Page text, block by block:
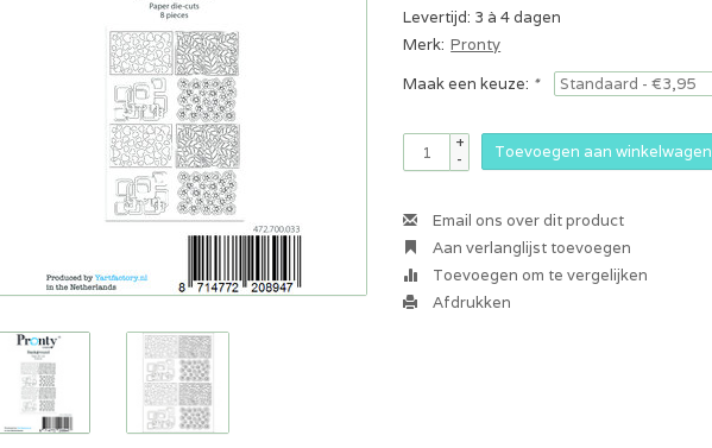
Levertijd: 3 à 4 dagen
Merk: Pronty
Maak een keuze: *
+
-
Toevoegen aan winkelwagen
Email ons over dit product
Aan verlanglijst toevoegen
Toevoegen om te vergelijken
Afdrukken